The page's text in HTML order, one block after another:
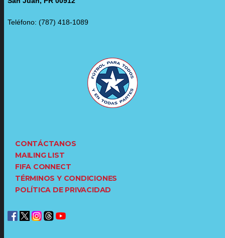
Teléfono: (787) 418-1089
CONTÁCTANOS
MAILING LIST
FIFA CONNECT
TÉRMINOS Y CONDICIONES
POLÍTICA DE PRIVACIDAD